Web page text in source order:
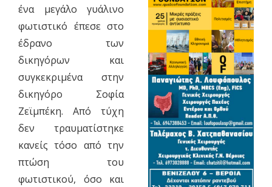
ένα μεγάλο γυάλινο
φωτιστικό έπεσε στο
έδρανο των
δικηγόρων και
συγκεκριμένα στην
δικηγόρο Σοφία
Ζεϊμπέκη. Από τύχη
δεν τραυματίστηκε
κανείς τόσο από την
πτώση του
φωτιστικού, όσο και